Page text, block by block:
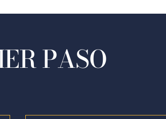
PASO